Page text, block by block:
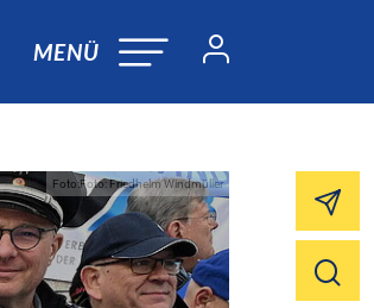
MENÜ
Foto:Foto: Friedhelm Windmüller